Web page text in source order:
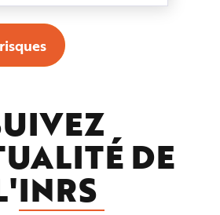
DE
INRS